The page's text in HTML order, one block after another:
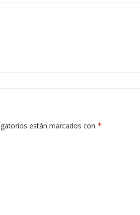
están marcados con *